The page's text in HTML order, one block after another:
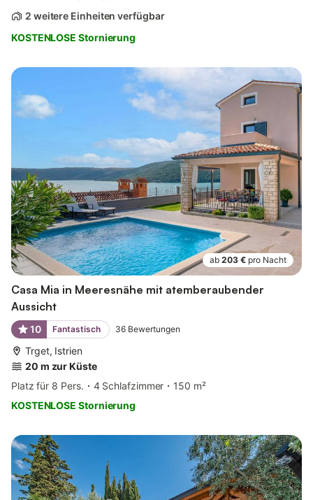
2 weitere Einheiten verfügbar
KOSTENLOSE Stornierung
ab 203 € pro Nacht
Casa Mia in Meeresnähe mit atemberaubender
Aussicht
10 Fantastisch 36 Bewertungen
Trget, Istrien
20 m zur Küste
Platz für 8 Pers.
4 Schlafzimmer
150 m²
KOSTENLOSE Stornierung